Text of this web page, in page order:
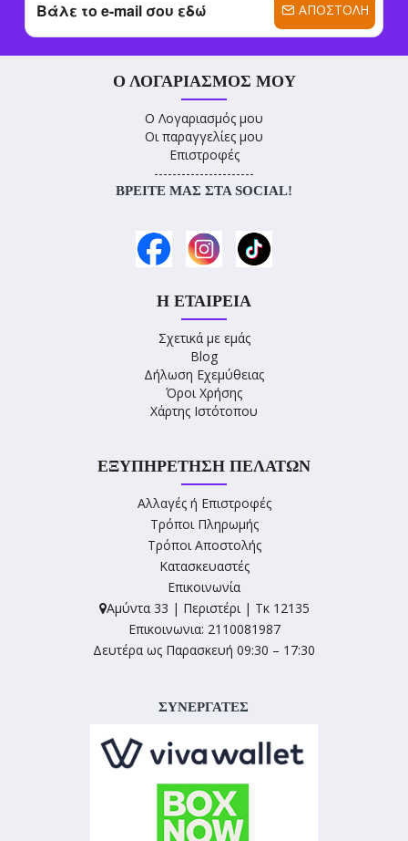
ΑΠΟΣΤΟΛΉ
Ο ΛΟΓΑΡΙΑΣΜΌΣ ΜΟΥ
Ο Λογαριασμός μου
Οι παραγγελίες μου
Επιστροφές
----------------------
ΒΡΕΊΤΕ ΜΑΣ ΣΤΑ SOCIAL!
Η ΕΤΑΙΡΕΊΑ
Σχετικά με εμάς
Blog
Δήλωση Εχεμύθειας
Όροι Χρήσης
Χάρτης Ιστότοπου
ΕΞΥΠΗΡΈΤΗΣΗ ΠΕΛΑΤΏΝ
Αλλαγές ή Επιστροφές
Τρόποι Πληρωμής
Τρόποι Αποστολής
Κατασκευαστές
Επικοινωνία
Αμύντα 33 | Περιστέρι | Τκ 12135
Επικοινωνια: 2110081987
Δευτέρα ως Παρασκευή 09:30 – 17:30
ΣΥΝΕΡΓΑΤΕΣ